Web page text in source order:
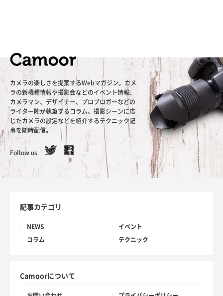
カメラの楽しさを提案するWebマガジン。カメ
ラの新機種情報や撮影会などのイベント情報、
カメラマン、デザイナー、プロブロガーなどの
ライター陣が執筆するコラム、撮影シーンに応
じたカメラの設定などを紹介するテクニック記
事を随時配信。
Follow us
記事カテゴリ
NEWS イベント
コラム テクニック
Camoorについて